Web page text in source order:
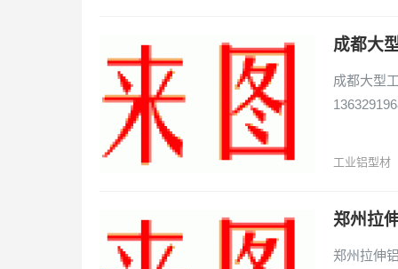
成都大
成都大型
工业铝型材
郑州拉
郑州拉伸